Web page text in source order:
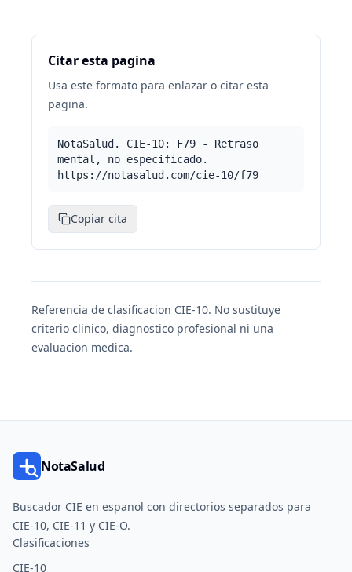
Citar esta pagina
Usa este formato para enlazar o citar esta
pagina.
NotaSalud. CIE-10: F79 - Retraso
mental, no especificado.
https://notasalud.com/cie-10/f79
Copiar cita
Referencia de clasificacion CIE-10. No sustituye
criterio clinico, diagnostico profesional ni una
evaluacion medica.
NotaSalud
Buscador CIE en espanol con directorios separados para
CIE-10, CIE-11 y CIE-O.
Clasificaciones
CIE-10